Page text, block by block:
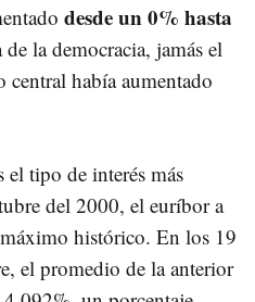
desde un 0% hasta
la democracia, jamás el
central había aumentado
tipo de interés más
del 2000, el euríbor a
histórico. En los 19
el promedio de la anterior